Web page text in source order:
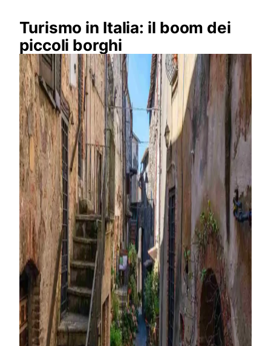
Turismo in Italia: il boom dei
piccoli borghi